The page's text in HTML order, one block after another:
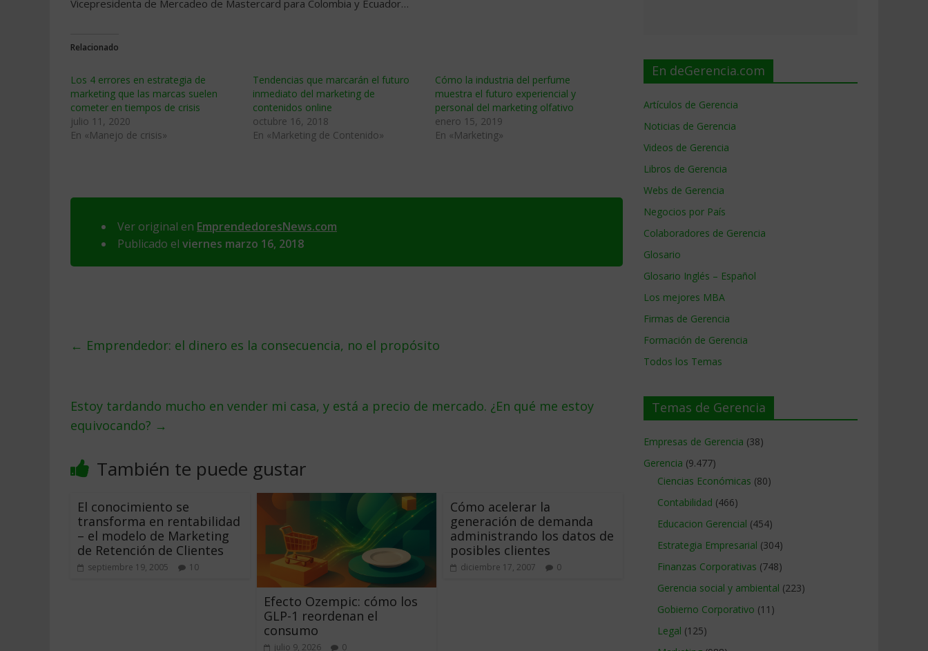
Vicepresidenta de Mercadeo de Mastercard para Colombia y Ecuador…
Relacionado
Los 4 errores en estrategia de
marketing que las marcas suelen
cometer en tiempos de crisis
julio 11, 2020
En «Manejo de crisis»
Tendencias que marcarán el futuro
inmediato del marketing de
contenidos online
octubre 16, 2018
En «Marketing de Contenido»
Cómo la industria del perfume
muestra el futuro experiencial y
personal del marketing olfativo
enero 15, 2019
En «Marketing»
Ver original en EmprendedoresNews.com
Publicado el viernes marzo 16, 2018
← Emprendedor: el dinero es la consecuencia, no el propósito
Estoy tardando mucho en vender mi casa, y está a precio de mercado. ¿En qué me estoy
equivocando? →
También te puede gustar
El conocimiento se
transforma en rentabilidad
– el modelo de Marketing
de Retención de Clientes
septiembre 19, 2005 10
Efecto Ozempic: cómo los
GLP-1 reordenan el
consumo
julio 9, 2026 0
Cómo acelerar la
generación de demanda
administrando los datos de
posibles clientes
diciembre 17, 2007 0
En deGerencia.com
Artículos de Gerencia
Noticias de Gerencia
Videos de Gerencia
Libros de Gerencia
Webs de Gerencia
Negocios por País
Colaboradores de Gerencia
Glosario
Glosario Inglés – Español
Los mejores MBA
Firmas de Gerencia
Formación de Gerencia
Todos los Temas
Temas de Gerencia
Empresas de Gerencia (38)
Gerencia (9.477)
Ciencias Económicas (80)
Contabilidad (466)
Educacion Gerencial (454)
Estrategia Empresarial (304)
Finanzas Corporativas (748)
Gerencia social y ambiental (223)
Gobierno Corporativo (11)
Legal (125)